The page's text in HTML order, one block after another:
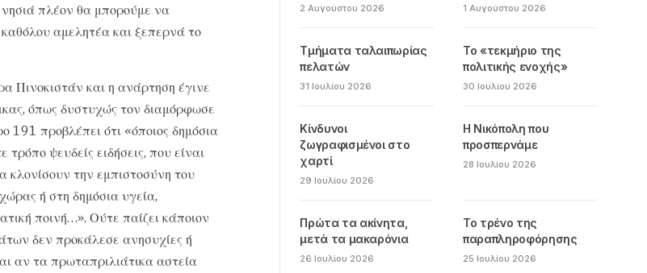
πλέον θα μπορούμε να
αμελητέα και ξεπερνά το
Πινοκιστάν και η ανάρτηση έγινε
όπως δυστυχώς τον διαμόρφωσε
191 προβλέπει ότι «όποιος δημόσια
τρόπο ψευδείς ειδήσεις, που είναι
κλονίσουν την εμπιστοσύνη του
ή στη δημόσια υγεία,
ποινή…». Ούτε παίζει κάποιον
δεν προκάλεσε ανησυχίες ή
αν τα πρωταπριλιάτικα αστεία
2 Αυγούστου 2026 1 Αυγούστου 2026
Τμήματα ταλαιπωρίας
πελατών
31 Ιουλίου 2026
Το «τεκμήριο της
πολιτικής ενοχής»
30 Ιουλίου 2026
Κίνδυνοι
ζωγραφισμένοι στο
χαρτί
29 Ιουλίου 2026
Η Νικόπολη που
προσπερνάμε
28 Ιουλίου 2026
Πρώτα τα ακίνητα,
μετά τα μακαρόνια
26 Ιουλίου 2026
Το τρένο της
παραπληροφόρησης
25 Ιουλίου 2026